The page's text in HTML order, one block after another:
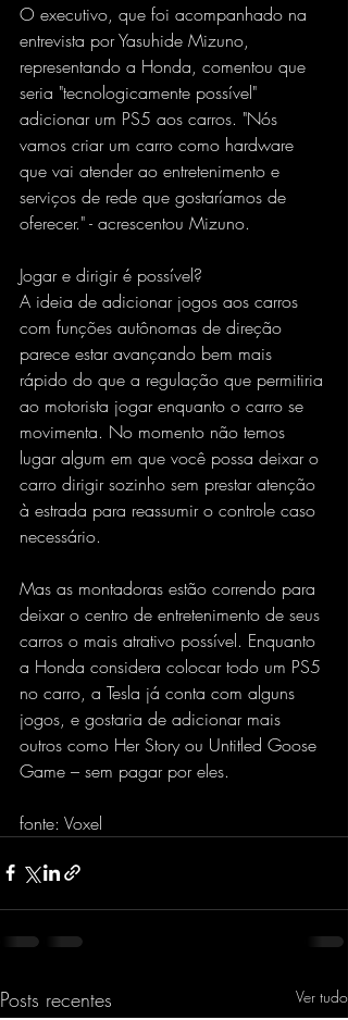
O executivo, que foi acompanhado na
entrevista por Yasuhide Mizuno,
representando a Honda, comentou que
seria "tecnologicamente possível"
adicionar um PS5 aos carros. "Nós
vamos criar um carro como hardware
que vai atender ao entretenimento e
serviços de rede que gostaríamos de
oferecer." - acrescentou Mizuno.
Jogar e dirigir é possível?
A ideia de adicionar jogos aos carros
com funções autônomas de direção
parece estar avançando bem mais
rápido do que a regulação que permitiria
ao motorista jogar enquanto o carro se
movimenta. No momento não temos
lugar algum em que você possa deixar o
carro dirigir sozinho sem prestar atenção
à estrada para reassumir o controle caso
necessário.
Mas as montadoras estão correndo para
deixar o centro de entretenimento de seus
carros o mais atrativo possível. Enquanto
a Honda considera colocar todo um PS5
no carro, a Tesla já conta com alguns
jogos, e gostaria de adicionar mais
outros como Her Story ou Untitled Goose
Game – sem pagar por eles.
fonte: Voxel
Posts recentes Ver tudo